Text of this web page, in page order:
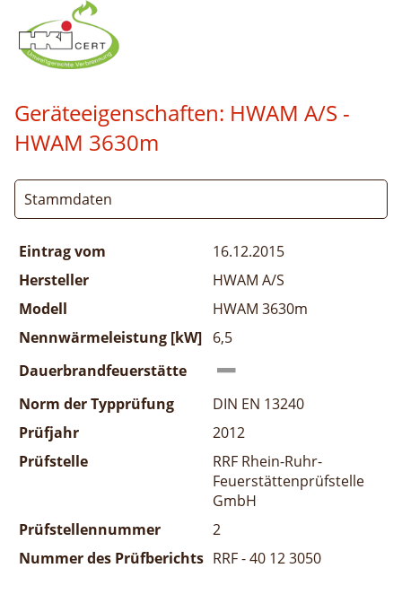
Geräteeigenschaften: HWAM A/S -
HWAM 3630m
Stammdaten
Eintrag vom
16.12.2015
Hersteller
HWAM A/S
Modell
HWAM 3630m
Nennwärmeleistung [kW] 6,5
Dauerbrandfeuerstätte
Norm der Typprüfung
DIN EN 13240
Prüfjahr
2012
Prüfstelle
RRF Rhein-Ruhr-
Feuerstättenprüfstelle
GmbH
Prüfstellennummer
2
Nummer des Prüfberichts RRF - 40 12 3050